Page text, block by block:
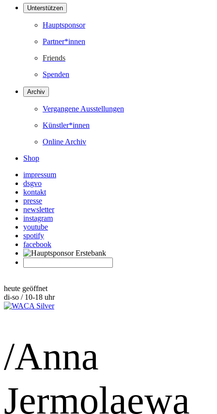
Unterstützen
Hauptsponsor
Partner*innen
Friends
Spenden
Archiv
Vergangene Ausstellungen
Künstler*innen
Online Archiv
Shop
impressum
dsgvo
kontakt
presse
newsletter
instagram
youtube
spotify
facebook
heute geöffnet
di-so / 10-18 uhr
/Anna
Jermolaewa